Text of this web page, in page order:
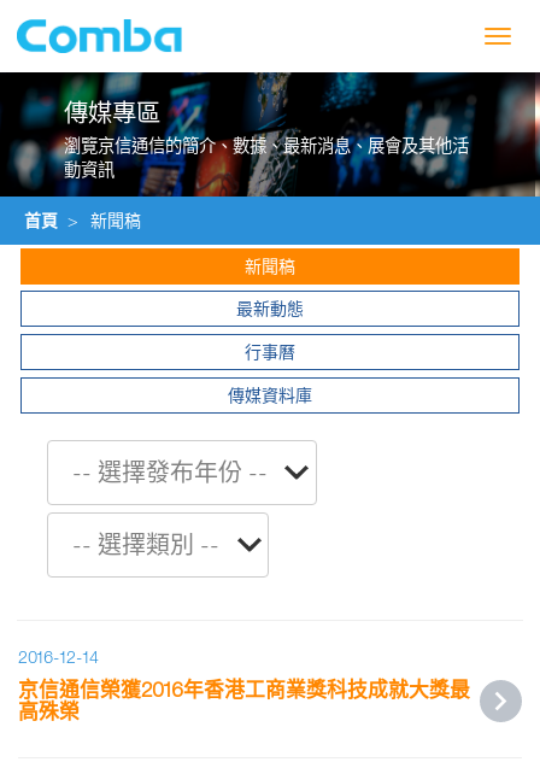
傳媒專區
瀏覽京信通信的簡介、數據、最新消息、展會及其他活
動資訊
首頁 > 新聞稿
新聞稿
最新動態
行事曆
傳媒資料庫
2016-12-14
京信通信榮獲2016年香港工商業獎科技成就大獎最
高殊榮